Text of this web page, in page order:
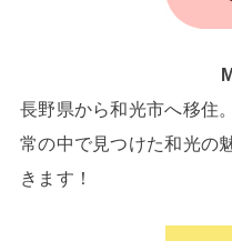
長野県から和光市へ移住
常の中で見つけた和光の
きます！